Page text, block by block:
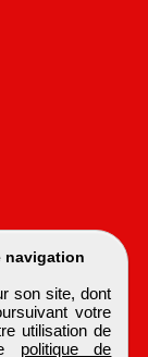
navigation
son site, dont
votre
utilisation de
politique de